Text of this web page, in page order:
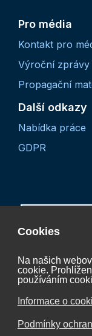
Cookies
Na našich
cookie.
používáním
Informace o
Podmínky
Pro média
Kontakt pro
Výroční zprávy
Propagační
Další odkazy
Nabídka práce
GDPR
Projekt
je